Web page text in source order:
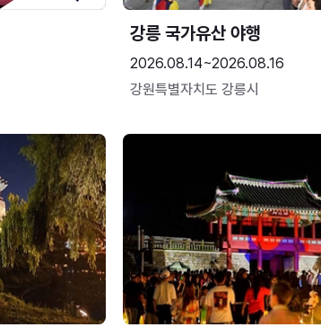
강릉 국가유산 야행
2026.08.14~2026.08.16
강원특별자치도 강릉시